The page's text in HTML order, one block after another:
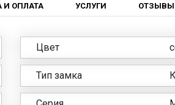
И ОПЛАТА УСЛУГИ ОТЗЫВЫ
Цвет
Тип замка